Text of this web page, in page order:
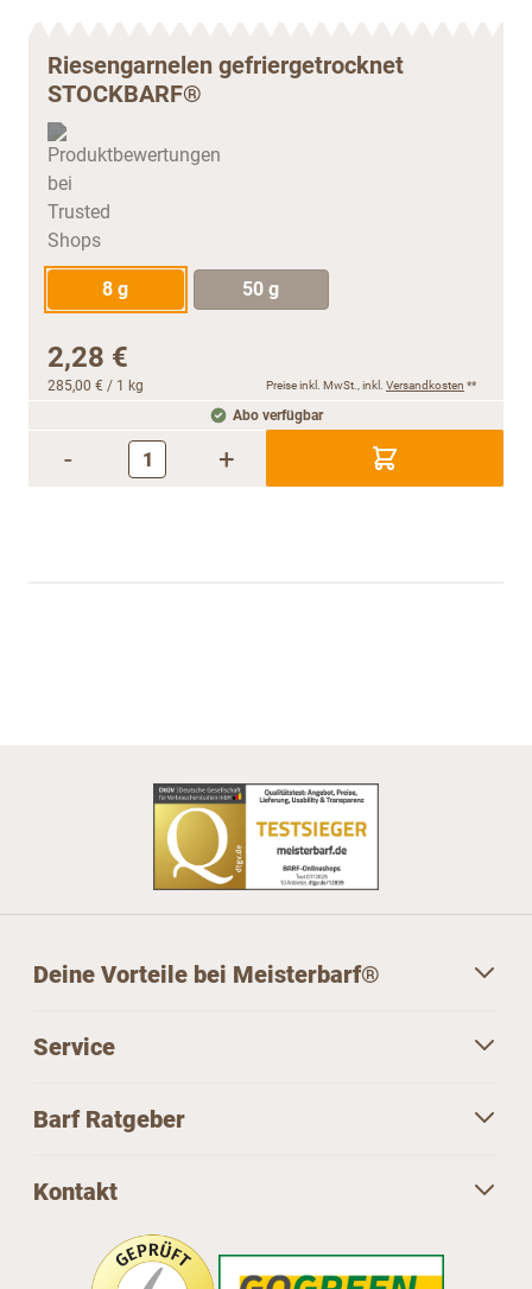
Riesengarnelen gefriergetrocknet
STOCKBARF®
8 g 50 g
2,28 €
285,00 € / 1 kg Preise inkl. MwSt., inkl. Versandkosten **
Abo verfügbar
- +
Deine Vorteile bei Meisterbarf®
Service
Barf Ratgeber
Kontakt